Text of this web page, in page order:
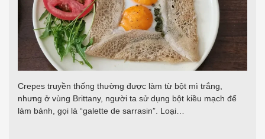
Crepes truyền thống thường được làm từ bột mì trắng,
nhưng ở vùng Brittany, người ta sử dụng bột kiều mạch để
làm bánh, gọi là “galette de sarrasin”. Loại…